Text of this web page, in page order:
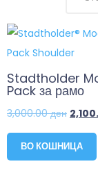
Stadtholder
Pack за рамо
3,000.00ден
ВО КОШНИЦА